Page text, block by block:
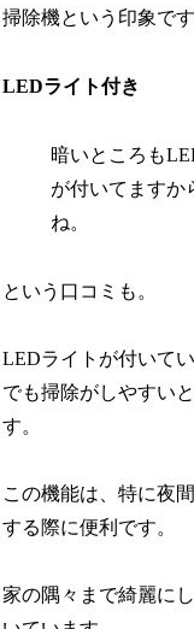
掃除機という印象です
LEDライト付き
暗いところも
が付いてますか
ね。
という口コミも。
LEDライトが付いて
でも掃除がしやすい
す。
この機能は、特に夜
する際に便利です。
家の隅々まで綺麗に